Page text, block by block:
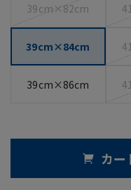
39cm×82cm
39cm×84cm
39cm×86cm
カー